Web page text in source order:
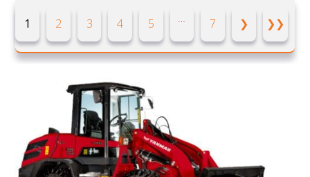
1 2 3 4 5 7 ❯ ❯❯